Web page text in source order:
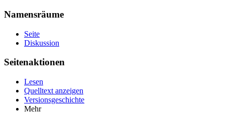
Namensräume
Seite
Diskussion
Seitenaktionen
Lesen
Quelltext anzeigen
Versionsgeschichte
Mehr